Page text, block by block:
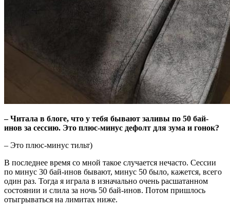
– Читала в блоге, что у тебя бывают заливы по 50 бай-
инов за сессию. Это плюс-минус дефолт для зума и гонок?
– Это плюс-минус тильт)
В последнее время со мной такое случается нечасто. Сессии
по минус 30 бай-инов бывают, минус 50 было, кажется, всего
один раз. Тогда я играла в изначально очень расшатанном
состоянии и слила за ночь 50 бай-инов. Потом пришлось
отыгрываться на лимитах ниже.